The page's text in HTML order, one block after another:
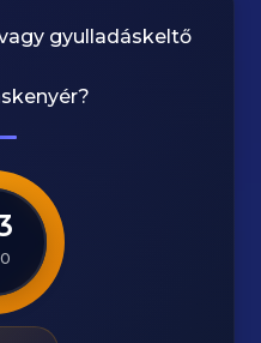
gyulladáskeltő
?